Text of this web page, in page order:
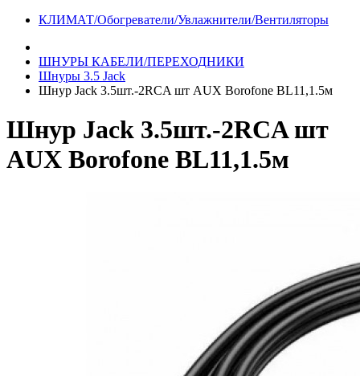
КЛИМАТ/Обогреватели/Увлажнители/Вентиляторы
ШНУРЫ КАБЕЛИ/ПЕРЕХОДНИКИ
Шнуры 3.5 Jack
Шнур Jack 3.5шт.-2RCA шт AUX Borofone BL11,1.5м
Шнур Jack 3.5шт.-2RCA шт
AUX Borofone BL11,1.5м